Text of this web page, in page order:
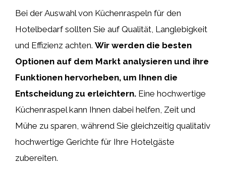
Bei der Auswahl von Küchenraspeln für den
Hotelbedarf sollten Sie auf Qualität, Langlebigkeit
und Effizienz achten. Wir werden die besten
Optionen auf dem Markt analysieren und ihre
Funktionen hervorheben, um Ihnen die
Entscheidung zu erleichtern. Eine hochwertige
Küchenraspel kann Ihnen dabei helfen, Zeit und
Mühe zu sparen, während Sie gleichzeitig qualitativ
hochwertige Gerichte für Ihre Hotelgäste
zubereiten.